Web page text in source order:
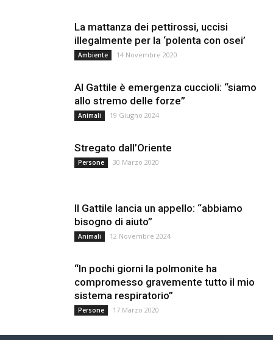
La mattanza dei pettirossi, uccisi
illegalmente per la ‘polenta con osei’
Ambiente 14 Novembre 2020
Al Gattile è emergenza cuccioli: “siamo
allo stremo delle forze”
Animali 19 Giugno 2024
Stregato dall’Oriente
Persone 30 Marzo 2020
Il Gattile lancia un appello: “abbiamo
bisogno di aiuto”
Animali 12 Novembre 2024
“In pochi giorni la polmonite ha
compromesso gravemente tutto il mio
sistema respiratorio”
Persone 17 Marzo 2020